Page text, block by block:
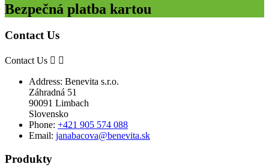
Bezpečná platba kartou
Contact Us
Contact Us  
Address: Benevita s.r.o.
Záhradná 51
90091 Limbach
Slovensko
Phone: +421 905 574 088
Email: janabacova@benevita.sk
Produkty